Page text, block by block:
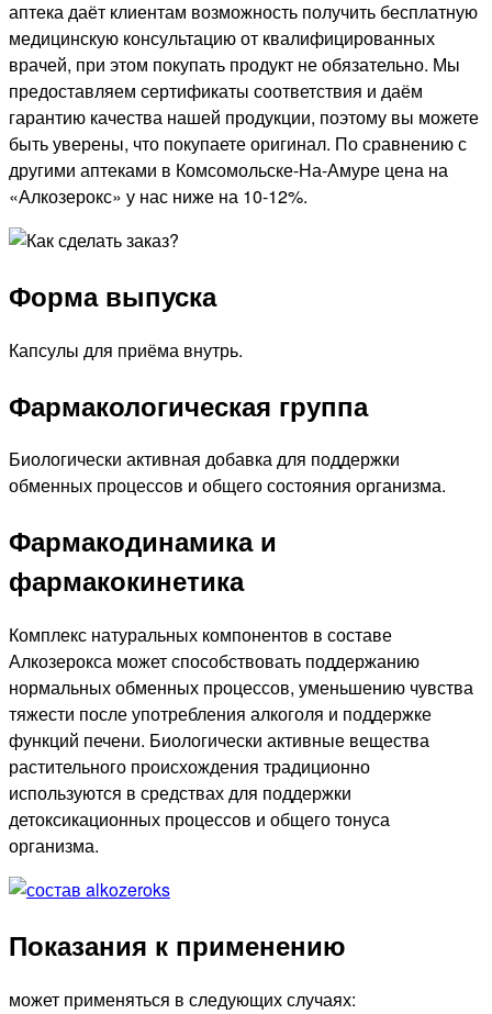
аптека даёт клиентам возможность получить бесплатную
медицинскую консультацию от квалифицированных
врачей, при этом покупать продукт не обязательно. Мы
предоставляем сертификаты соответствия и даём
гарантию качества нашей продукции, поэтому вы можете
быть уверены, что покупаете оригинал. По сравнению с
другими аптеками в Комсомольске-На-Амуре цена на
«Алкозерокс» у нас ниже на 10-12%.
Форма выпуска
Капсулы для приёма внутрь.
Фармакологическая группа
Биологически активная добавка для поддержки
обменных процессов и общего состояния организма.
Фармакодинамика и
фармакокинетика
Комплекс натуральных компонентов в составе
Алкозерокса может способствовать поддержанию
нормальных обменных процессов, уменьшению чувства
тяжести после употребления алкоголя и поддержке
функций печени. Биологически активные вещества
растительного происхождения традиционно
используются в средствах для поддержки
детоксикационных процессов и общего тонуса
организма.
Показания к применению
может применяться в следующих случаях: